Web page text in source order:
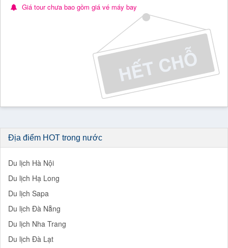
Giá tour chưa bao gồm giá vé máy bay
Địa điểm HOT trong nước
Du lịch Hà Nội
Du lịch Hạ Long
Du lịch Sapa
Du lịch Đà Nẵng
Du lịch Nha Trang
Du lịch Đà Lạt